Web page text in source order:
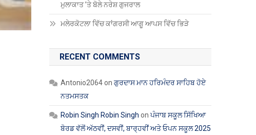
ਮੁਲਾਕਾਤ ’ਤੇ ਬੋਲੇ ਨਰੇਸ਼ ਗੁਜਰਾਲ
ਮਲੇਰਕੋਟਲਾ ਵਿੱਚ ਕਾਂਗਰਸੀ ਆਗੂ ਆਪਸ ਵਿੱਚ ਭਿੜੇ
RECENT COMMENTS
Antonio2064onਗੁਰਦਾਸ ਮਾਨ ਹਰਿਮੰਦਰ ਸਾਹਿਬ ਹੋਏ
ਨਤਮਸਤਕ
Robin Singh Robin Singh onਪੰਜਾਬ ਸਕੂਲ ਸਿੱਖਿਆ
ਬੋਰਡ ਵੱਲੋਂ ਅੱਠਵੀਂ, ਦਸਵੀਂ, ਬਾਰ੍ਹਵੀਂ ਅਤੇ ਓਪਨ ਸਕੂਲ 2025